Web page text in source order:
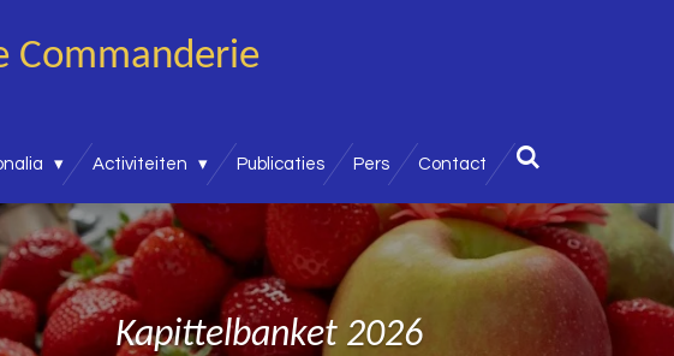
Commanderie
Activiteiten Publicaties Pers Contact
Kapittelbanket 2026